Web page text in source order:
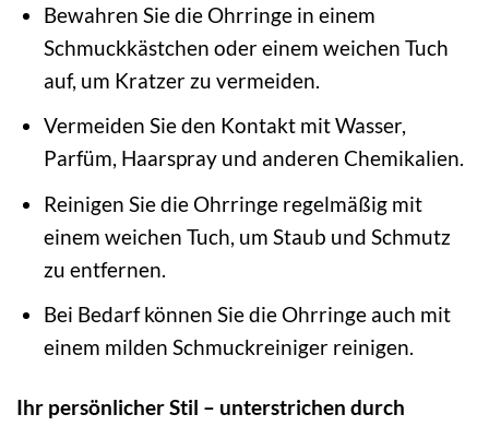
Bewahren Sie die Ohrringe in einem
Schmuckkästchen oder einem weichen Tuch
auf, um Kratzer zu vermeiden.
Vermeiden Sie den Kontakt mit Wasser,
Parfüm, Haarspray und anderen Chemikalien.
Reinigen Sie die Ohrringe regelmäßig mit
einem weichen Tuch, um Staub und Schmutz
zu entfernen.
Bei Bedarf können Sie die Ohrringe auch mit
einem milden Schmuckreiniger reinigen.
Ihr persönlicher Stil – unterstrichen durch